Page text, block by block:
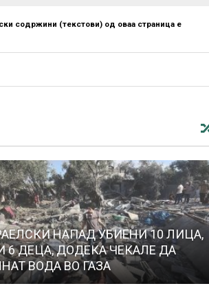
содржини (текстови) од оваа страница е
НАПАД УБИЕНИ 10 ЛИЦА,
6 ДЕЦА, ДОДЕКА ЧЕКАЛЕ ДА
ВОДА ВО ГАЗА